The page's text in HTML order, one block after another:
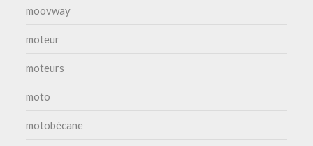
moovway
moteur
moteurs
moto
motobécane